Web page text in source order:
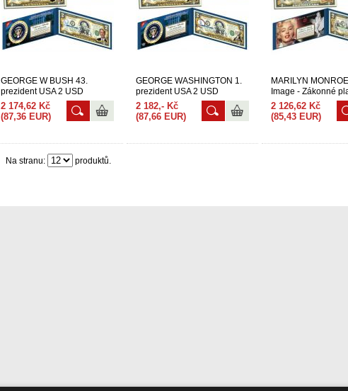
GEORGE W BUSH 43.
prezident USA 2 USD
Originální zákonné platidlo v
USA
2 174,62 Kč
(87,36 EUR)
GEORGE WASHINGTON 1.
prezident USA 2 USD
Originální zákonné platidlo v
USA
2 182,- Kč
(87,66 EUR)
MARILYN
Image - Zákonné
2 $ - Oficiálně
2 126,62 Kč
(85,43 EUR)
Na stranu: produktů.